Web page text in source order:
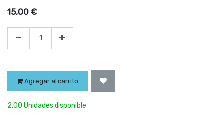
15,00 €
Agregar al carrito
2,00 Unidades disponible